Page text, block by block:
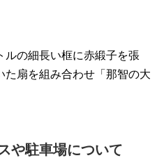
ルの細長い框に赤緞子を張
た扇を組み合わせ「那智の大
や駐車場について